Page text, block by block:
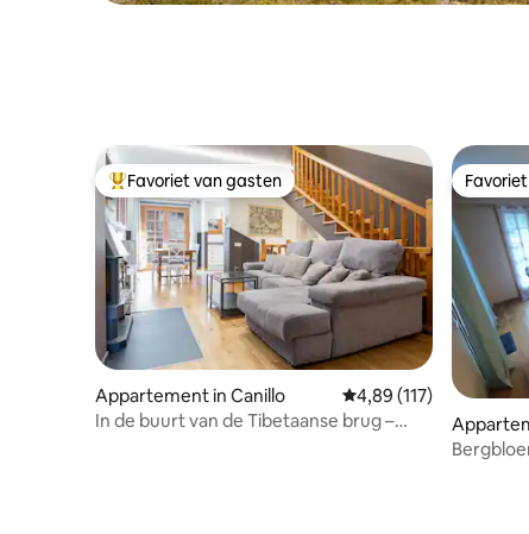
Topfavoriet van gasten
Favoriet van gasten
Appartement in Canillo Gemiddelde
4,89 (117)
In de buurt van de Tibetaanse brug –